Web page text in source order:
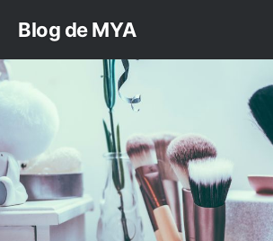
contenu
Blog de MYA